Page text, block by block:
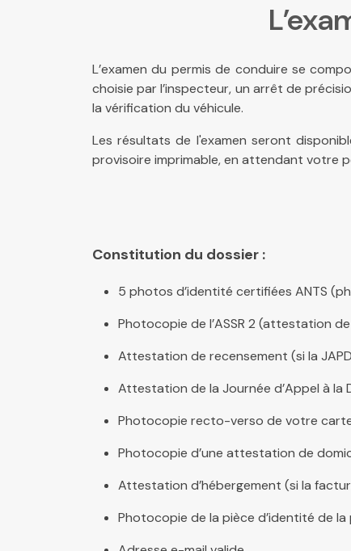
L’examen du permis de conduire se
choisie par l’inspecteur, un arrêt de
la vérification du véhicule.
Les résultats de l'examen seront
provisoire imprimable, en attendant votre
Constitution du dossier :
5 photos d’identité certifiées ANTS
Photocopie de l’ASSR 2 (attestation
Attestation de recensement (si la
Attestation de la Journée d’Appel à
Photocopie recto-verso de votre
Photocopie d’une attestation de
Attestation d’hébergement (si la
Photocopie de la pièce d’identité de